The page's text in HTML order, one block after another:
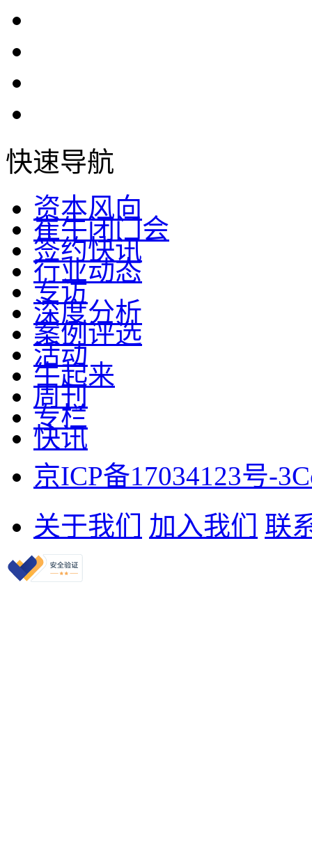
快速导航
资本风向
崔牛闭门会
签约快讯
行业动态
专访
深度分析
案例评选
活动
牛起来
周刊
专栏
快讯
京ICP备17034123号-3
关于我们
加入我们 联